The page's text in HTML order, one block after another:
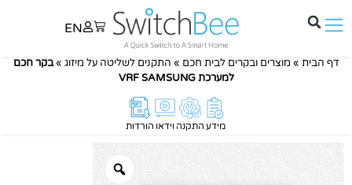
EN
דף הבית » מוצרים ובקרים לבית חכם » התקנים לשליטה על מיזוג »בקר חכם
למערכת VRF SAMSUNG
מידע התקנה וידאו הורדות